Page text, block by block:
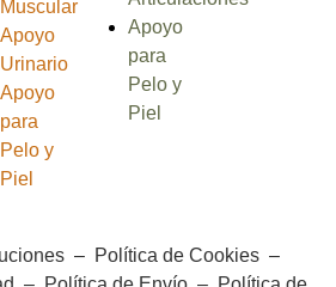
Muscular
Apoyo
Urinario
Apoyo
para
Pelo y
Piel
Apoyo
para
Pelo y
Piel
– Política de Cookies–